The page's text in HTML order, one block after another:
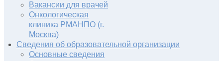
Вакансии для врачей
Онкологическая
клиника РМАНПО (г.
Москва)
Сведения об образовательной организации
Основные сведения